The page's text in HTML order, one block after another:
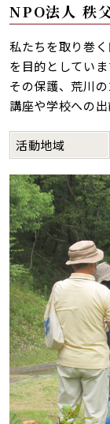
NPO法人 秩
私たちを取り巻
を目的としてい
その保護、荒川
講座や学校への
活動地域